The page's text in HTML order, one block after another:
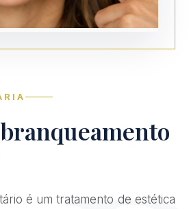
é um tratamento de estética